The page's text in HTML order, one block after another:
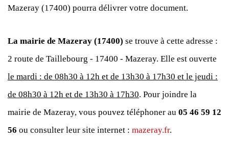
Mazeray (17400) pourra délivrer votre document.
La mairie de Mazeray (17400) se trouve à cette adresse :
2 route de Taillebourg - 17400 - Mazeray. Elle est ouverte
le mardi : de 08h30 à 12h et de 13h30 à 17h30 et le jeudi :
de 08h30 à 12h et de 13h30 à 17h30. Pour joindre la
mairie de Mazeray, vous pouvez téléphoner au 05 46 59 12
56 ou consulter leur site internet : mazeray.fr.